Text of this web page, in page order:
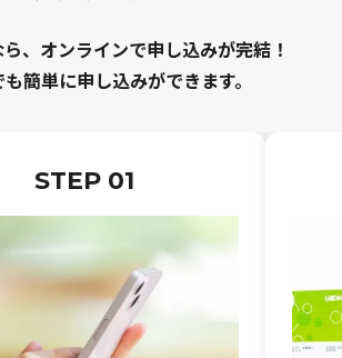
、オンラインで申し込みが完結！
簡単に申し込みができます。
STEP 01